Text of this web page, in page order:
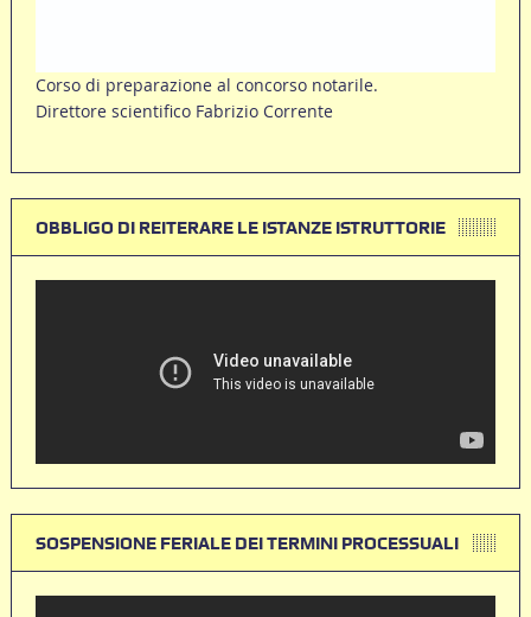
Corso di preparazione al concorso notarile.
Direttore scientifico Fabrizio Corrente
OBBLIGO DI REITERARE LE ISTANZE ISTRUTTORIE
SOSPENSIONE FERIALE DEI TERMINI PROCESSUALI